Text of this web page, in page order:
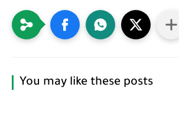
You may like these posts